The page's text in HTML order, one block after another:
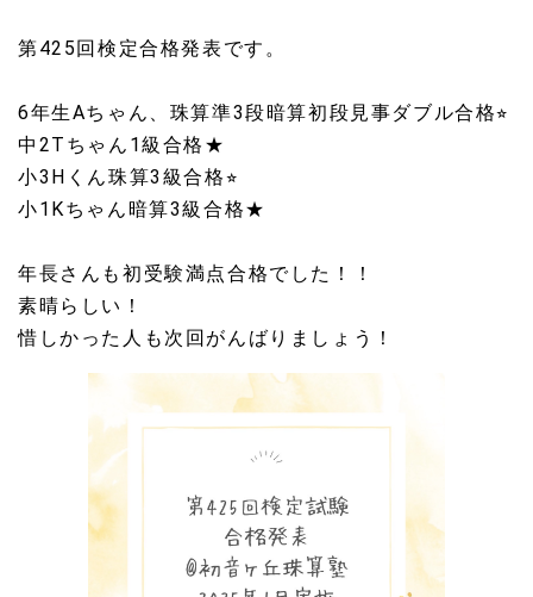
第425回検定合格発表です。
6年生Aちゃん、珠算準3段暗算初段見事ダブル合格⭐︎
中2Tちゃん1級合格★
小3Hくん珠算3級合格⭐︎
小1Kちゃん暗算3級合格★
年長さんも初受験満点合格でした！！
素晴らしい！
惜しかった人も次回がんばりましょう！